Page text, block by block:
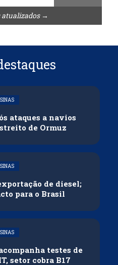
atualizados →
ataques a navios
de Ormuz
de diesel;
para o Brasil
testes de
setor cobra B17